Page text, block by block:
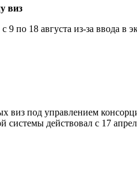
виз
9 по 18 августа из-за ввода в
виз под управлением
действовал с 17